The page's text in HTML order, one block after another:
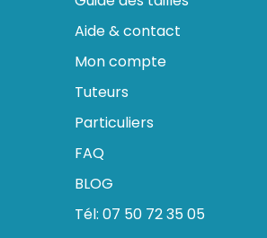
Aide & contact
Mon compte
Tuteurs
Particuliers
FAQ
BLOG
Tél: 07 50 72 35 05